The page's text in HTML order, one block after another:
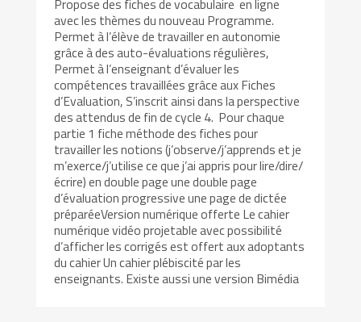
Propose des fiches de vocabulaire en ligne
avec les thèmes du nouveau Programme.
Permet à l’élève de travailler en autonomie
grâce à des auto-évaluations régulières,
Permet à l’enseignant d’évaluer les
compétences travaillées grâce aux Fiches
d’Evaluation, S’inscrit ainsi dans la perspective
des attendus de fin de cycle 4. Pour chaque
partie 1 fiche méthode des fiches pour
travailler les notions (j’observe/j’apprends et je
m’exerce/j’utilise ce que j’ai appris pour lire/dire/
écrire) en double page une double page
d’évaluation progressive une page de dictée
préparéeVersion numérique offerte Le cahier
numérique vidéo projetable avec possibilité
d’afficher les corrigés est offert aux adoptants
du cahier Un cahier plébiscité par les
enseignants. Existe aussi une version Bimédia